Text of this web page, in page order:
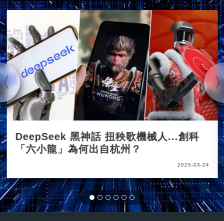
DeepSeek 黑神話 扭秧歌機械人...創科
「六小龍」為何出自杭州？
2025-03-24